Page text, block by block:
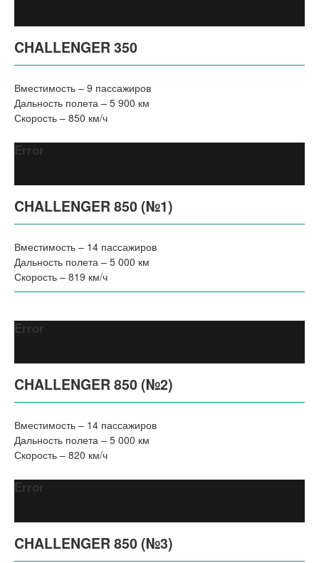
CHALLENGER 350
Вместимость – 9 пассажиров
Дальность полета – 5 900 км
Скорость – 850 км/ч
Error
CHALLENGER 850 (№1)
Вместимость – 14 пассажиров
Дальность полета – 5 000 км
Скорость – 819 км/ч
Error
CHALLENGER 850 (№2)
Вместимость – 14 пассажиров
Дальность полета – 5 000 км
Скорость – 820 км/ч
Error
CHALLENGER 850 (№3)